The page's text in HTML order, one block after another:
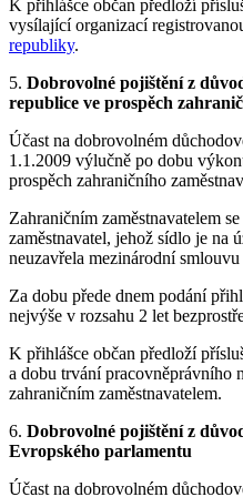
K přihlášce občan předloží
vysílající organizací
republiky.
5. Dobrovolné pojištění z
republice ve prospěch
Účast na dobrovolném
1.1.2009 výlučně po dobu
prospěch zahraničního
Zahraničním zaměstnavatelem
zaměstnavatel, jehož sídlo je na
neuzavřela mezinárodní
Za dobu přede dnem podání
nejvýše v rozsahu 2 let
K přihlášce občan předloží
a dobu trvání pracovněprávního
zahraničním zaměstnavatelem.
6. Dobrovolné pojištění z
Evropského parlamentu
Účast na dobrovolném